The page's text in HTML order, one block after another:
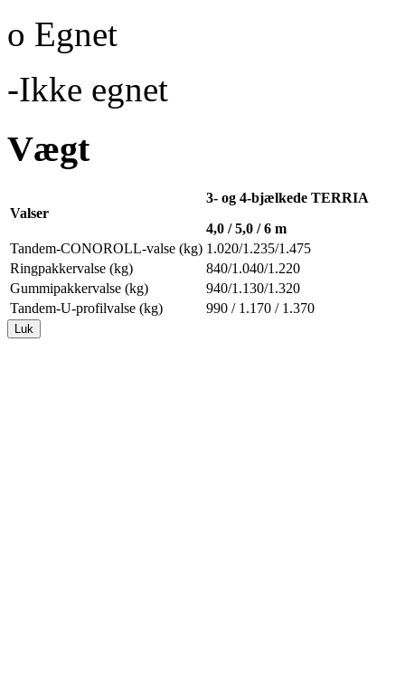
o Egnet
-Ikke egnet
Vægt
Valser
3- og 4-bjælkede TERRIA
4,0 / 5,0 /6 m
Tandem-CONOROLL-valse (kg) 1.020/1.235/1.475
Ringpakkervalse (kg)
840/1.040/1.220
Gummipakkervalse (kg)
940/1.130/1.320
Tandem-U-profilvalse (kg)
990 / 1.170 / 1.370
Luk